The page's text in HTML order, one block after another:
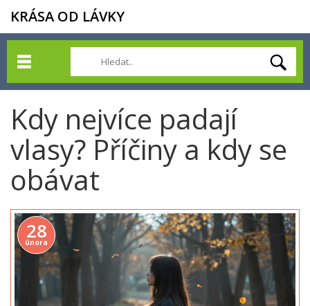
KRÁSA OD LÁVKY
Kdy nejvíce padají
vlasy? Příčiny a kdy se
obávat
28
února